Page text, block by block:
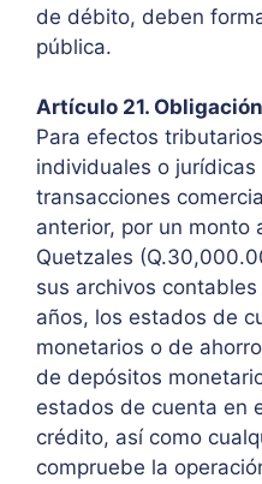
de débito, deben
pública.
Artículo 21.
Para efectos
individuales o jurídicas
transacciones
anterior, por un monto
Quetzales
sus archivos
años, los estados de
monetarios o de
de depósitos
estados de cuenta en
crédito, así como
compruebe la